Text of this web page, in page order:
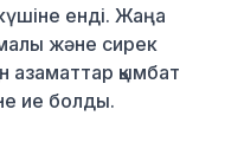
енді. Жаңа
және сирек
азаматтар қымбат
ие болды.